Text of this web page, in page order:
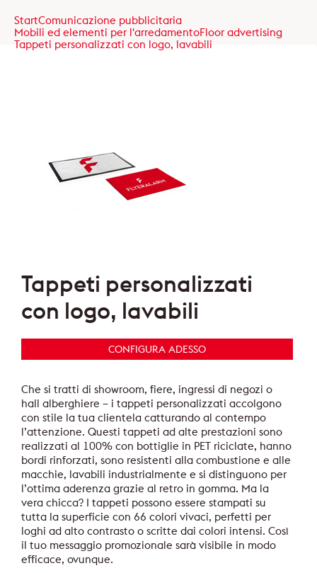
StartComunicazione pubblicitaria
Mobili ed elementi per l'arredamentoFloor advertising
Tappeti personalizzati con logo, lavabili
Tappeti personalizzati
con logo, lavabili
CONFIGURA ADESSO
Che si tratti di showroom, fiere, ingressi di negozi o
hall alberghiere – i tappeti personalizzati accolgono
con stile la tua clientela catturando al contempo
l’attenzione. Questi tappeti ad alte prestazioni sono
realizzati al 100% con bottiglie in PET riciclate, hanno
bordi rinforzati, sono resistenti alla combustione e alle
macchie, lavabili industrialmente e si distinguono per
l’ottima aderenza grazie al retro in gomma. Ma la
vera chicca? I tappeti possono essere stampati su
tutta la superficie con 66 colori vivaci, perfetti per
loghi ad alto contrasto o scritte dai colori intensi. Così
il tuo messaggio promozionale sarà visibile in modo
efficace, ovunque.